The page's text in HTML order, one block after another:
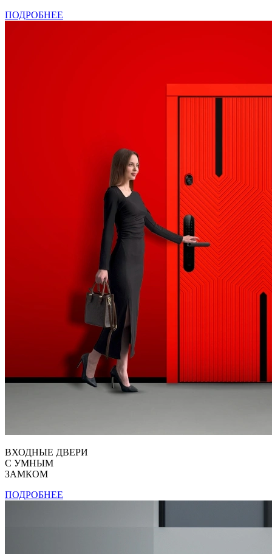
ПОДРОБНЕЕ
ВХОДНЫЕ ДВЕРИ
С УМНЫМ
ЗАМКОМ
ПОДРОБНЕЕ